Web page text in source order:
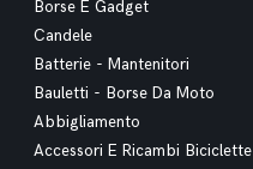
Borse E Gadget
Candele
Batterie - Mantenitori
Bauletti - Borse Da Moto
Abbigliamento
Accessori E Ricambi Biciclette